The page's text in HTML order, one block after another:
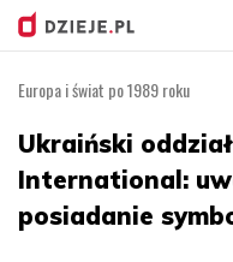
Europa i świat po 1989 roku
Ukraiński
International:
posiadanie